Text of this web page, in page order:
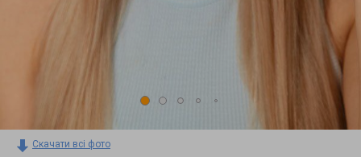
Скачати всі фото